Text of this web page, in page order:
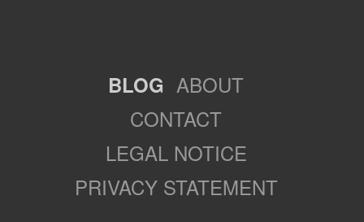
BLOG ABOUT
CONTACT
LEGAL NOTICE
PRIVACY STATEMENT